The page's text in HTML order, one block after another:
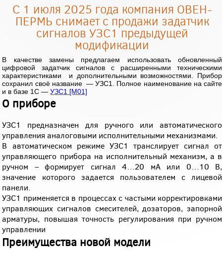
С 1 июля 2025 года компания ОВЕН-
ПЕРМЬ снимает с продажи задатчик
сигналов УЗС1 предыдущей
модификации
В качестве замены предлагаем использовать обновленный
цифровой задатчик сигналов с расширенными техническими
характеристиками и дополнительными возможностями. Прибор
сохранил своё название — УЗС1. Полное наименование на сайте
и в базе 1С —УЗС1 [M01]
О приборе
УЗС1 предназначен для ручного или автоматического
управления аналоговыми исполнительными механизмами.
В автоматическом режиме УЗС1 транслирует сигнал от
управляющего прибора на исполнительный механизм, а в
ручном – формирует сигнал 4…20 мА или 0…10 В,
значение которого задается пользователем с лицевой
панели.
УЗС1 применяется в процессах с частыми корректировками
управляющих сигналов смесителей, дозаторов, запорной
арматуры, повышая точность регулирования при ручном
управлении
Преимущества новой модели